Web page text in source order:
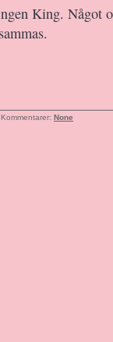
King. Något
Kommentarer: None